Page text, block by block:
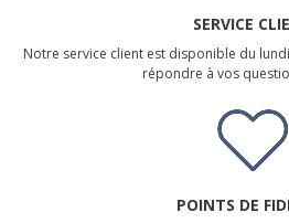
SERVICE
Notre service client est disponible du
répondre à vos
POINTS DE